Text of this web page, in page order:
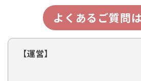
よくあるご質問
【運営】